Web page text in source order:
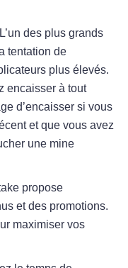
des plus grands
tentation de
plus élevés.
encaisser à tout
d’encaisser si vous
et que vous avez
une mine
propose
et des promotions.
maximiser vos